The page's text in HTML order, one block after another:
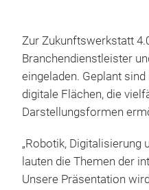
Zur Zukunftswerkstatt
Branchendienstleister
eingeladen. Geplant
digitale Flächen, die
Darstellungsformen
„Robotik, Digitalisierung
lauten die Themen der
Unsere Präsentation